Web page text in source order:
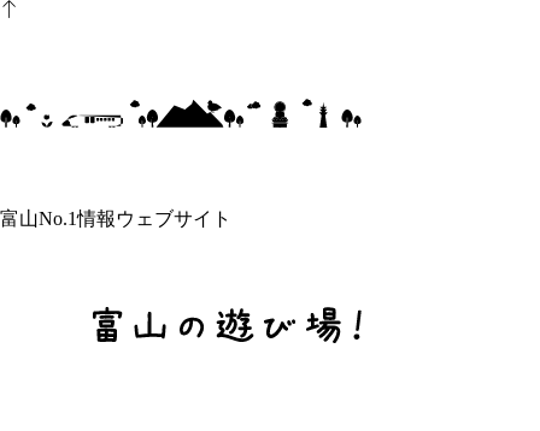
富山No.1情報ウェブサイト